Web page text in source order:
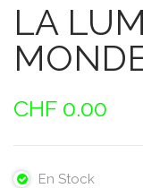
LA
CHF 0.00
En Stock